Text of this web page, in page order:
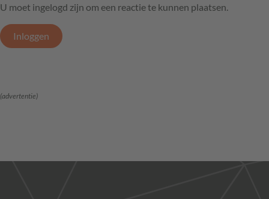
U moet ingelogd zijn om een reactie te kunnen plaatsen.
Inloggen
(advertentie)